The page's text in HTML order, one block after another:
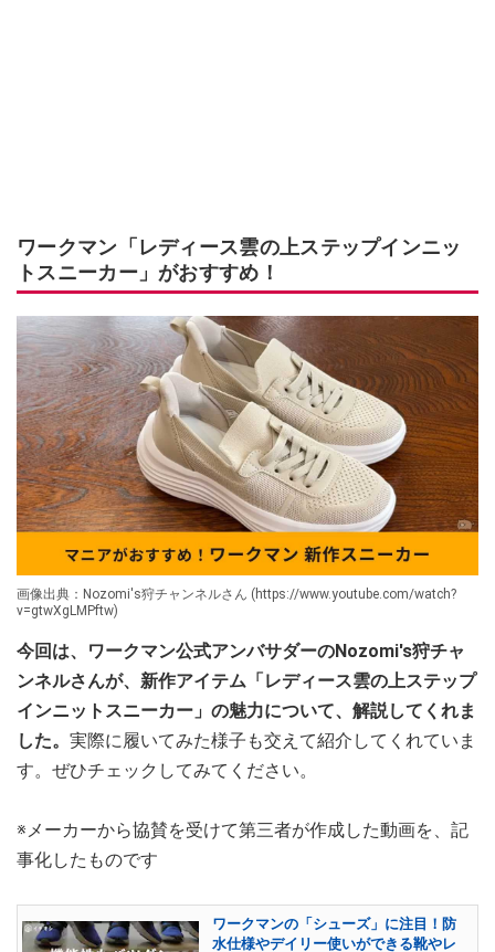
ワークマン「レディース雲の上ステップインニッ
トスニーカー」がおすすめ！
画像出典：Nozomi's狩チャンネルさん (https://www.youtube.com/watch?
v=gtwXgLMPftw)
今回は、ワークマン公式アンバサダーのNozomi's狩チャ
ンネルさんが、新作アイテム「レディース雲の上ステップ
インニットスニーカー」の魅力について、解説してくれま
した。 実際に履いてみた様子も交えて紹介してくれていま
す。ぜひチェックしてみてください。
※メーカーから協賛を受けて第三者が作成した動画を、記
事化したものです
ワークマンの「シューズ」に注目！防
水仕様やデイリー使いができる靴やレ